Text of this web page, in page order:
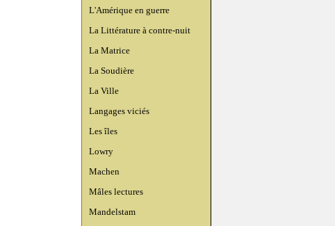
L'Amérique en guerre
La Littérature à contre-nuit
La Matrice
La Soudière
La Ville
Langages viciés
Les îles
Lowry
Machen
Mâles lectures
Mandelstam